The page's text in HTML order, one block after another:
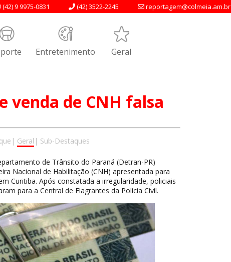
reportagem@colmeia.am.br
(42) 3522-2245
(42) 9 9975-0831
Entretenimento Geral
venda de CNH falsa
| Geral | Sub-Destaques
de Trânsito do Paraná (Detran-PR)
Nacional de Habilitação (CNH) apresentada para
Curitiba. Após constatada a irregularidade, policiais
para a Central de Flagrantes da Polícia Civil.